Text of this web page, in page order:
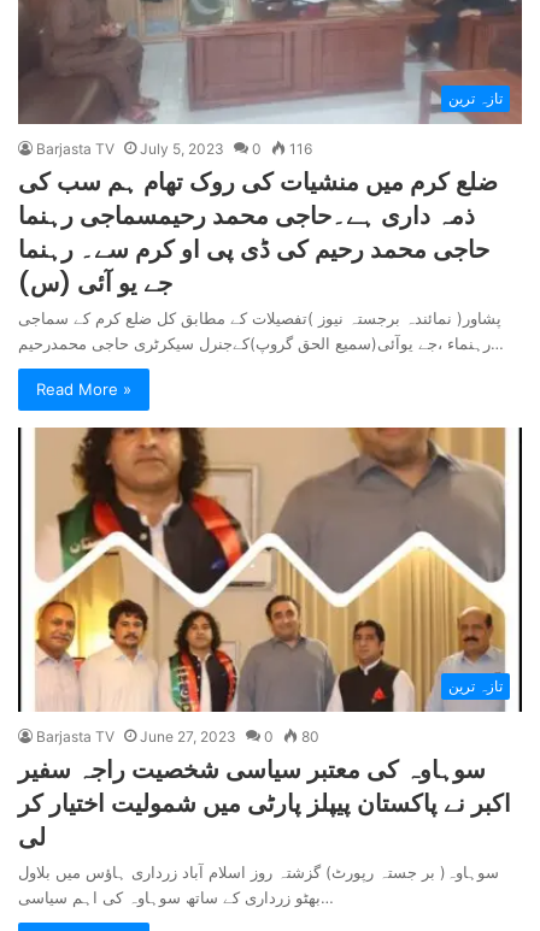
تازہ ترین
Barjasta TV July 5, 2023 0 116
ضلع کرم میں منشیات کی روک تھام ہم سب کی
ذمہ داری ہے۔حاجی محمد رحیمسماجی رہنما
حاجی محمد رحیم کی ڈی پی او کرم سے۔ رہنما
جے یو آئی (س)
پشاور( نمائندہ برجستہ نیوز )تفصیلات کے مطابق کل ضلع کرم کے سماجی
رہنماء ،جے یوآئی(سمیع الحق گروپ)کےجنرل سیکرٹری حاجی محمدرحیم…
Read More »
تازہ ترین
Barjasta TV June 27, 2023 0 80
سوہاوہ کی معتبر سیاسی شخصیت راجہ سفیر
اکبر نے پاکستان پیپلز پارٹی میں شمولیت اختیار کر
لی
سوہاوہ( بر جستہ رپورٹ) گزشتہ روز اسلام آباد زرداری ہاؤس میں بلاول
بھٹو زرداری کے ساتھ سوہاوہ کی اہم سیاسی…